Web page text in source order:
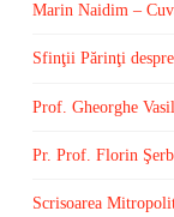
Marin Naidim –
Sfinţii Părinţi
Prof. Gheorghe
Pr. Prof. Florin
Scrisoarea